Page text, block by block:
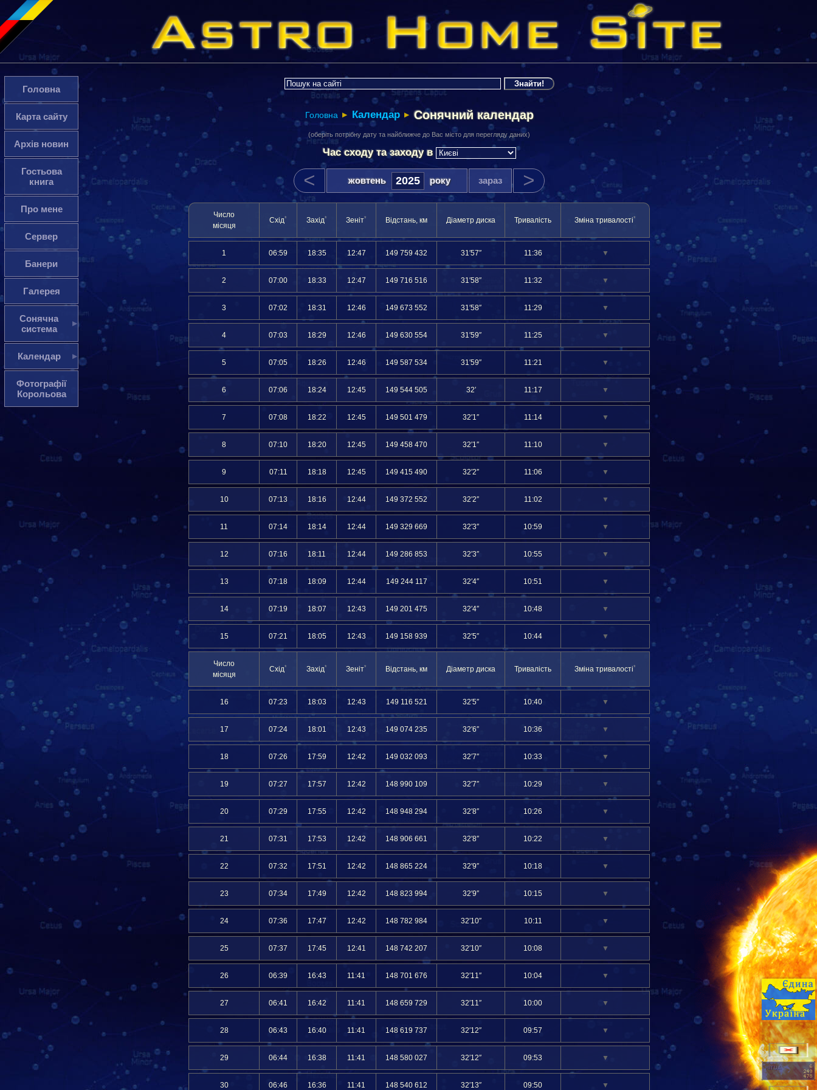
Головна
Карта сайту
Архів новин
Гостьова
книга
Про мене
Сервер
Банери
Галерея
Сонячна
система
Календар
Фотографії
Корольова
Головна ▶ Календар ▶ Сонячний календар
(оберіть потрібну дату та найближче до Вас місто для перегляду даних)
Час сходу та заходув
< жовтень року зараз >
Число
місяця
Схід* Захід* Зеніт* Відстань, км Діаметр диска Тривалість Зміна тривалості*
1 06:59 18:35 12:47 149 759 432 31′57″ 11:36 ▼
2 07:00 18:33 12:47 149 716 516 31′58″ 11:32 ▼
3 07:02 18:31 12:46 149 673 552 31′58″ 11:29 ▼
4 07:03 18:29 12:46 149 630 554 31′59″ 11:25 ▼
5 07:05 18:26 12:46 149 587 534 31′59″ 11:21 ▼
6 07:06 18:24 12:45 149 544 505 32′ 11:17 ▼
7 07:08 18:22 12:45 149 501 479 32′1″ 11:14 ▼
8 07:10 18:20 12:45 149 458 470 32′1″ 11:10 ▼
9 07:11 18:18 12:45 149 415 490 32′2″ 11:06 ▼
10 07:13 18:16 12:44 149 372 552 32′2″ 11:02 ▼
11 07:14 18:14 12:44 149 329 669 32′3″ 10:59 ▼
12 07:16 18:11 12:44 149 286 853 32′3″ 10:55 ▼
13 07:18 18:09 12:44 149 244 117 32′4″ 10:51 ▼
14 07:19 18:07 12:43 149 201 475 32′4″ 10:48 ▼
15 07:21 18:05 12:43 149 158 939 32′5″ 10:44 ▼
Число
місяця
Схід* Захід* Зеніт* Відстань, км Діаметр диска Тривалість Зміна тривалості*
16 07:23 18:03 12:43 149 116 521 32′5″ 10:40 ▼
17 07:24 18:01 12:43 149 074 235 32′6″ 10:36 ▼
18 07:26 17:59 12:42 149 032 093 32′7″ 10:33 ▼
19 07:27 17:57 12:42 148 990 109 32′7″ 10:29 ▼
20 07:29 17:55 12:42 148 948 294 32′8″ 10:26 ▼
21 07:31 17:53 12:42 148 906 661 32′8″ 10:22 ▼
22 07:32 17:51 12:42 148 865 224 32′9″ 10:18 ▼
23 07:34 17:49 12:42 148 823 994 32′9″ 10:15 ▼
24 07:36 17:47 12:42 148 782 984 32′10″ 10:11 ▼
25 07:37 17:45 12:41 148 742 207 32′10″ 10:08 ▼
26 06:39 16:43 11:41 148 701 676 32′11″ 10:04 ▼
27 06:41 16:42 11:41 148 659 729 32′11″ 10:00 ▼
28 06:43 16:40 11:41 148 619 737 32′12″ 09:57 ▼
29 06:44 16:38 11:41 148 580 027 32′12″ 09:53 ▼
30 06:46 16:36 11:41 148 540 612 32′13″ 09:50 ▼
HIT.UA